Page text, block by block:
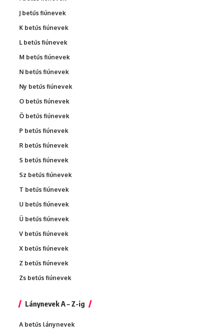
J betűs fiúnevek
K betűs fiúnevek
L betűs fiúnevek
M betűs fiúnevek
N betűs fiúnevek
Ny betűs fiúnevek
O betűs fiúnevek
Ö betűs fiúnevek
P betűs fiúnevek
R betűs fiúnevek
S betűs fiúnevek
Sz betűs fiúnevek
T betűs fiúnevek
U betűs fiúnevek
Ü betűs fiúnevek
V betűs fiúnevek
X betűs fiúnevek
Z betűs fiúnevek
Zs betűs fiúnevek
Lánynevek A – Z-ig
A betűs lánynevek